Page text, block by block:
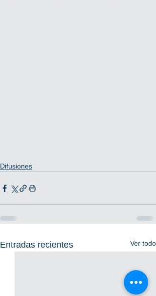
Difusiones
Entradas recientes Ver todo